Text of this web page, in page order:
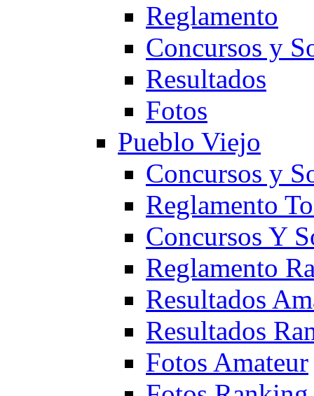
Reglamento
Concursos y
Resultados
Fotos
Pueblo Viejo
Concursos y
Reglamento
Concursos Y
Reglamento
Resultados
Resultados
Fotos Amateur